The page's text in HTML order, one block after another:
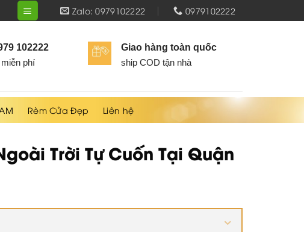
Zalo: 0979102222 0979102222
102222
phí
Giao hàng toàn quốc
ship COD tận nhà
Rèm Cửa Đẹp Liên hệ
Trời Tự Cuốn Tại Quận